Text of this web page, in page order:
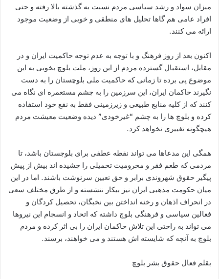
میزان سواد و رشد سیاسی مردم نسبت به گذشته بالا رفته و حتی
افراد عامی هم گاها تحلیل های منطقی و خوبی از وضعیت موجود
ارائه می کنند.
اکنون بعد از روز فرهنگ و با توجه به عدم توجه حاکمیت ایران و در
مقابل، استقبال گسترده مردم از این روز، ملت بلوچ بخوبی به این
موضوع پی برده تا زمانی که حاکمیت ملی بلوچستان را به دست
نگیرند حاکمان ایران، این سرزمین را به چشم مستعمره ای نگاه می
کنند که از کلیه منابع طبیعی و زیرزمینی فقط به نفع خود استفاده
کرده و بلوچ ها را به چشم “غیرخودی” دیده وضعیت معیشت مردم
هیچگونه تغییری نخواهد کرد.
همگی این مدعاها می تواند نقطه عطفی برای بلوچستان باشد، تا
مردمی که طعم فقر و محرومیت تحمیلی را چشیده اند بیش از پیش
پیگیر حقوق شهروندی برابر و حق تعیین سرنوشت باشند. اما در این
میان حکومت مذهبی ایران نیز بیکار ننشسته و از طرق مختلف سعی
در انحراف اذهان و رخنه انداختن بین نخبگان، تحصیل کردگان و
فعالین سیاسی و فرهنگی بلوچ داشته که اتحاد و انسجام این نیروها
می تواند به راحتی این تلاش حاکمان ایران را بی اثر کرده و مردم
بلوچ به آنچه که شایسته اش هستند و می خواهند، برسند.
بقلم فعال حقوق بشر بلوچ